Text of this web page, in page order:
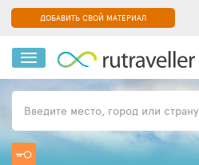
ДОБАВИТЬ СВОЙ МАТЕРИАЛ
Введите место, город или страну